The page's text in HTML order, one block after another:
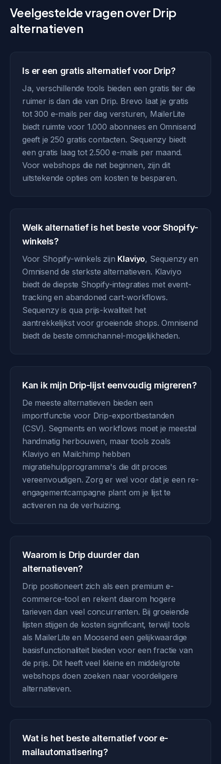
Veelgestelde vragen over Drip
alternatieven
Is er een gratis alternatief voor Drip?
Ja, verschillende tools bieden een gratis tier die
ruimer is dan die van Drip. Brevo laat je gratis
tot 300 e-mails per dag versturen, MailerLite
biedt ruimte voor 1.000 abonnees en Omnisend
geeft je 250 gratis contacten. Sequenzy biedt
een gratis laag tot 2.500 e-mails per maand.
Voor webshops die net beginnen, zijn dit
uitstekende opties om kosten te besparen.
Welk alternatief is het beste voor Shopify-
winkels?
Voor Shopify-winkels zijn Klaviyo, Sequenzy en
Omnisend de sterkste alternatieven. Klaviyo
biedt de diepste Shopify-integraties met event-
tracking en abandoned cart-workflows.
Sequenzy is qua prijs-kwaliteit het
aantrekkelijkst voor groeiende shops. Omnisend
biedt de beste omnichannel-mogelijkheden.
Kan ik mijn Drip-lijst eenvoudig migreren?
De meeste alternatieven bieden een
importfunctie voor Drip-exportbestanden
(CSV). Segments en workflows moet je meestal
handmatig herbouwen, maar tools zoals
Klaviyo en Mailchimp hebben
migratiehulpprogramma's die dit proces
vereenvoudigen. Zorg er wel voor dat je een re-
engagementcampagne plant om je lijst te
activeren na de verhuizing.
Waarom is Drip duurder dan
alternatieven?
Drip positioneert zich als een premium e-
commerce-tool en rekent daarom hogere
tarieven dan veel concurrenten. Bij groeiende
lijsten stijgen de kosten significant, terwijl tools
als MailerLite en Moosend een gelijkwaardige
basisfunctionaliteit bieden voor een fractie van
de prijs. Dit heeft veel kleine en middelgrote
webshops doen zoeken naar voordeligere
alternatieven.
Wat is het beste alternatief voor e-
mailautomatisering?